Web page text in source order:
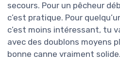
secours. Pour un pêcheur
c’est pratique. Pour
c’est moins intéressant, tu
avec des doublons moyens
bonne canne vraiment solide.